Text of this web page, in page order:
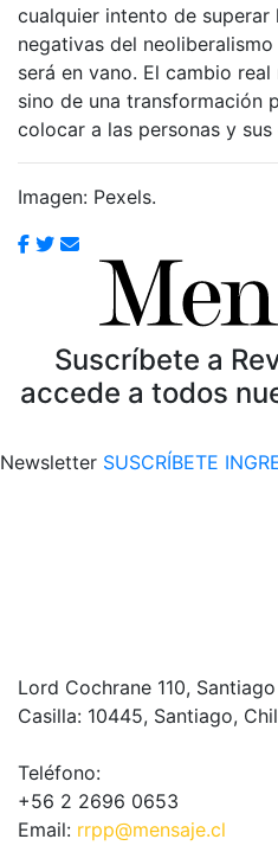
cualquier intento de superar
negativas del
será en vano. El cambio
sino de una transformación
colocar a las personas y
Imagen: Pexels.
Suscríbete a
accede a todos
Newsletter SUSCRÍBETE
Lord Cochrane 110, Santiago
Casilla: 10445, Santiago,
Teléfono:
+56 2 2696 0653
Email: rrpp@mensaje.cl